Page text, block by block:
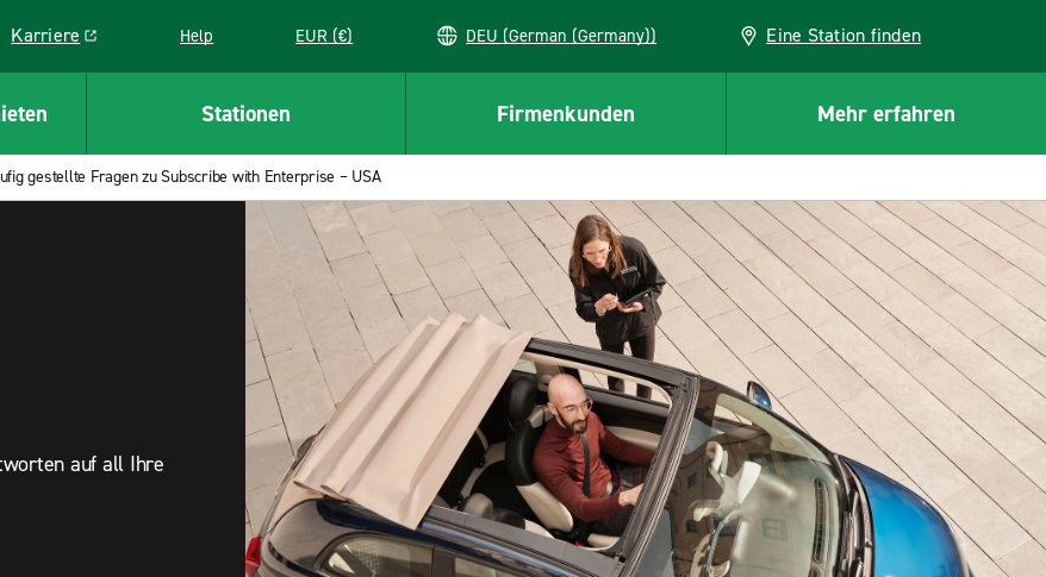
Karriere
Link opens in a new window
Help EUR (€) DEU (German (Germany)) Eine Station finden
Stationen Firmenkunden Mehr erfahren
gestellte Fragen zu Subscribe with Enterprise – USA
auf all Ihre